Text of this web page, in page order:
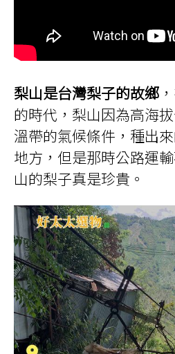
梨山是台灣梨子的故鄉
的時代，梨山因為高海
溫帶的氣候條件，種出
地方，但是那時公路運
山的梨子真是珍貴。